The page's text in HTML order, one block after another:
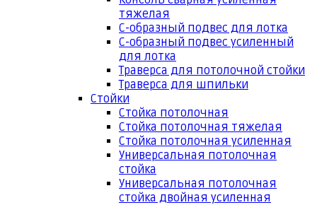
тяжелая
С-образный подвес для лотка
С-образный подвес усиленный
для лотка
Траверса для потолочной стойки
Траверса для шпильки
Стойки
Стойка потолочная
Стойка потолочная тяжелая
Стойка потолочная усиленная
Универсальная потолочная
стойка
Универсальная потолочная
стойка двойная усиленная